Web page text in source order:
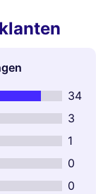
34
3
1
0
0